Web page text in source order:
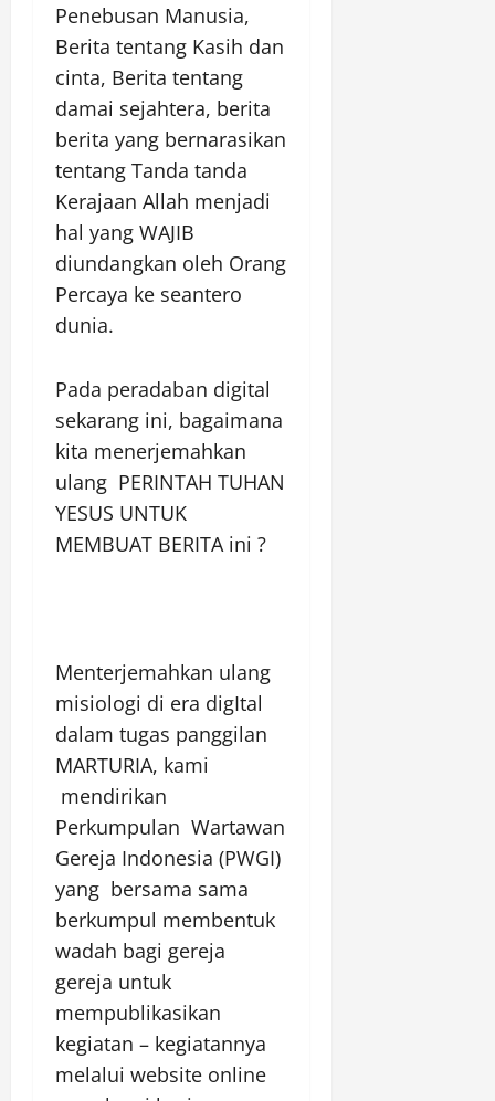
Penebusan Manusia,
Berita tentang Kasih dan
cinta, Berita tentang
damai sejahtera, berita
berita yang bernarasikan
tentang Tanda tanda
Kerajaan Allah menjadi
hal yang WAJIB
diundangkan oleh Orang
Percaya ke seantero
dunia.
Pada peradaban digital
sekarang ini, bagaimana
kita menerjemahkan
ulang PERINTAH TUHAN
YESUS UNTUK
MEMBUAT BERITA ini ?
Menterjemahkan ulang
misiologi di era digItal
dalam tugas panggilan
MARTURIA, kami
mendirikan
Perkumpulan Wartawan
Gereja Indonesia (PWGI)
yang bersama sama
berkumpul membentuk
wadah bagi gereja
gereja untuk
mempublikasikan
kegiatan – kegiatannya
melalui website online